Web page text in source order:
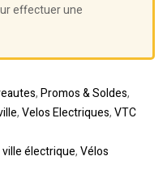
effectuer une
,Promos & Soldes,
,Velos Electriques,VTC
électrique,Vélos